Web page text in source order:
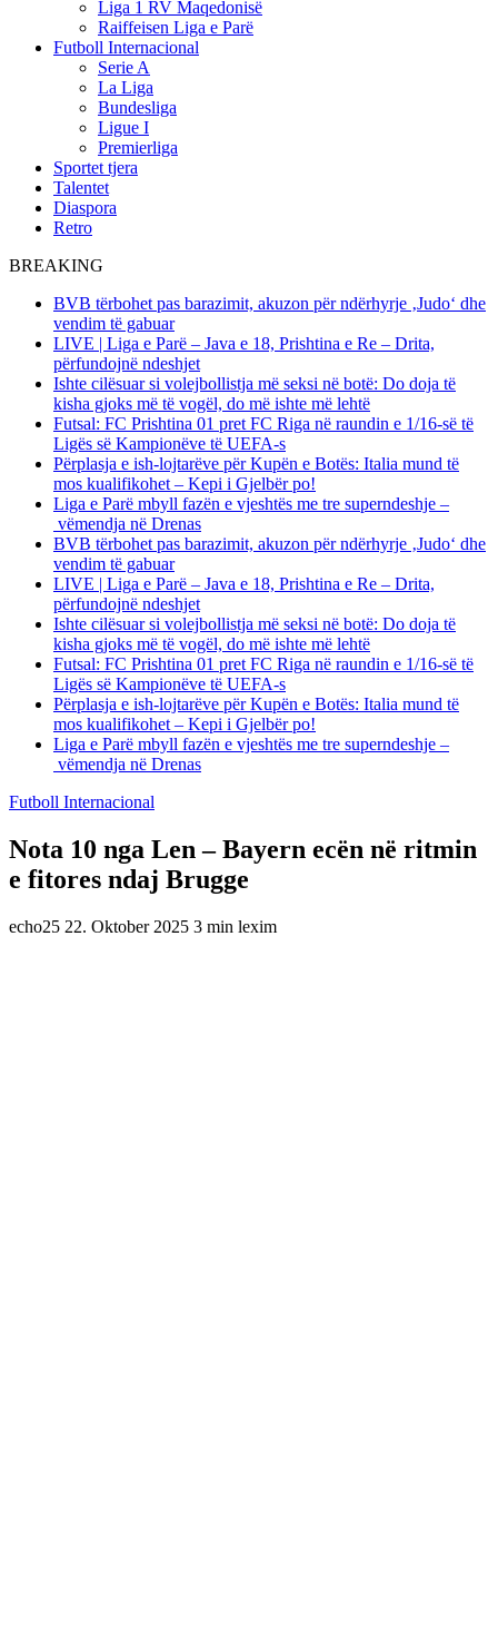
Liga 1 RV Maqedonisë
Raiffeisen Liga e Parë
Futboll Internacional
Serie A
La Liga
Bundesliga
Ligue I
Premierliga
Sportet tjera
Talentet
Diaspora
Retro
BREAKING
BVB tërbohet pas barazimit, akuzon për ndërhyrje ‚Judo‘ dhe
vendim të gabuar
LIVE | Liga e Parë – Java e 18, Prishtina e Re – Drita,
përfundojnë ndeshjet
Ishte cilësuar si volejbollistja më seksi në botë: Do doja të
kisha gjoks më të vogël, do më ishte më lehtë
Futsal: FC Prishtina 01 pret FC Riga në raundin e 1/16-së të
Ligës së Kampionëve të UEFA-s
Përplasja e ish-lojtarëve për Kupën e Botës: Italia mund të
mos kualifikohet – Kepi i Gjelbër po!
Liga e Parë mbyll fazën e vjeshtës me tre superndeshje –
vëmendja në Drenas
BVB tërbohet pas barazimit, akuzon për ndërhyrje ‚Judo‘ dhe
vendim të gabuar
LIVE | Liga e Parë – Java e 18, Prishtina e Re – Drita,
përfundojnë ndeshjet
Ishte cilësuar si volejbollistja më seksi në botë: Do doja të
kisha gjoks më të vogël, do më ishte më lehtë
Futsal: FC Prishtina 01 pret FC Riga në raundin e 1/16-së të
Ligës së Kampionëve të UEFA-s
Përplasja e ish-lojtarëve për Kupën e Botës: Italia mund të
mos kualifikohet – Kepi i Gjelbër po!
Liga e Parë mbyll fazën e vjeshtës me tre superndeshje –
vëmendja në Drenas
Futboll Internacional
Nota 10 nga Len – Bayern ecën në ritmin
e fitores ndaj Brugge
echo25 22. Oktober 2025 3 min lexim